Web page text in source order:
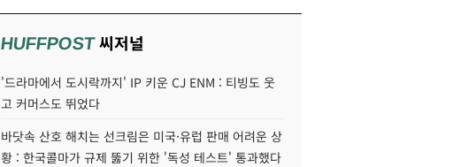
HUFFPOST씨저널
'드라마에서 도시락까지' IP 키운 CJ ENM : 티빙도 웃
고 커머스도 뛰었다
바닷속 산호 해치는 선크림은 미국·유럽 판매 어려운 상
황 : 한국콜마가 규제 뚫기 위한 '독성 테스트' 통과했다